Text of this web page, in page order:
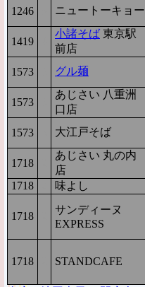
1246
ニュートーキョー
1419
小諸そば 東京駅
前店
1573
グル麺
1573
あじさい 八重洲
口店
1573
大江戸そば
1718
あじさい 丸の内
店
1718
味よし
1718
サンディーヌ
EXPRESS
1718 STANDCAFE